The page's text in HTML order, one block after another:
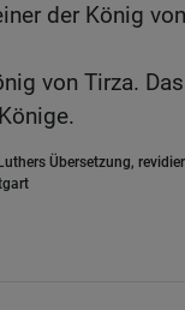
der König
von Tirza.
Übersetzung,